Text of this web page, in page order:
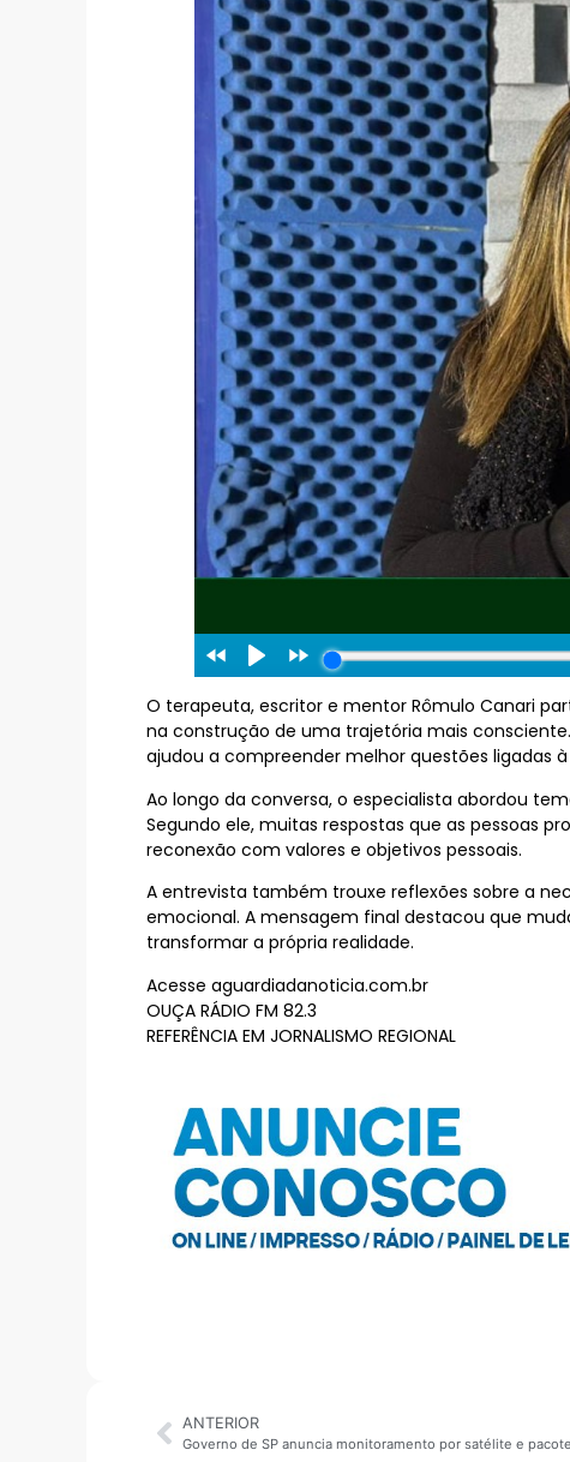
O terapeuta, escritor e mentor Rômulo Canari
na construção de uma trajetória mais
ajudou a compreender melhor questões ligadas
Ao longo da conversa, o especialista abordou
Segundo ele, muitas respostas que as pessoas
reconexão com valores e objetivos pessoais.
A entrevista também trouxe reflexões sobre a
emocional. A mensagem final destacou que
transformar a própria realidade.
Acesse aguardiadanoticia.com.br
OUÇA RÁDIO FM 82.3
REFERÊNCIA EM JORNALISMO REGIONAL
ANTERIOR